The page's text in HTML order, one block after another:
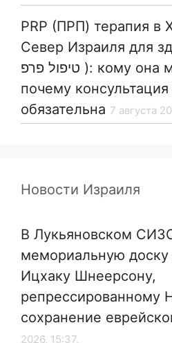
PRP (ПРП) терапия в
Север Израиля для
טיפול פרפ ): кому она может подойти и
почему консультация
обязательна 7 августа
Новости Израиля
В Лукьяновском
мемориальную
Ицхаку Шнеерсону,
репрессированному
сохранение
2026, 15:37,